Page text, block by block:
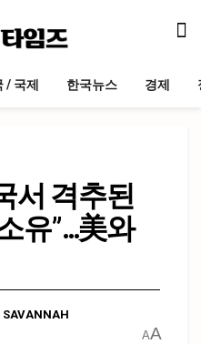
/ 국제 한국뉴스 경제
서 격추된
유”…美와
SAVANNAH
AA